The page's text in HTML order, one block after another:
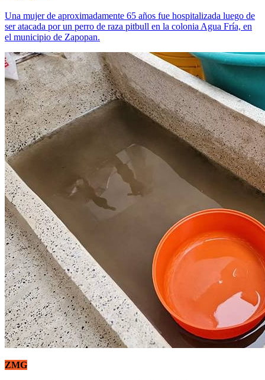
Una mujer de aproximadamente 65 años fue hospitalizada luego de
ser atacada por un perro de raza pitbull en la colonia Agua Fría, en
el municipio de Zapopan.
ZMG